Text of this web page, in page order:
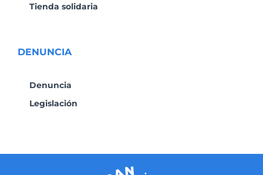
Tienda solidaria
DENUNCIA
Denuncia
Legislación